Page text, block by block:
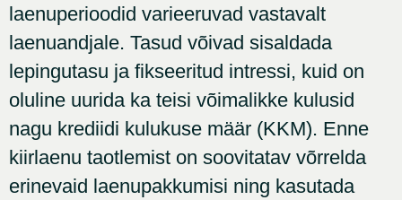
laenuperioodid varieeruvad vastavalt
laenuandjale. Tasud võivad sisaldada
lepingutasu ja fikseeritud intressi, kuid on
oluline uurida ka teisi võimalikke kulusid
nagu krediidi kulukuse määr (KKM). Enne
kiirlaenu taotlemist on soovitatav võrrelda
erinevaid laenupakkumisi ning kasutada